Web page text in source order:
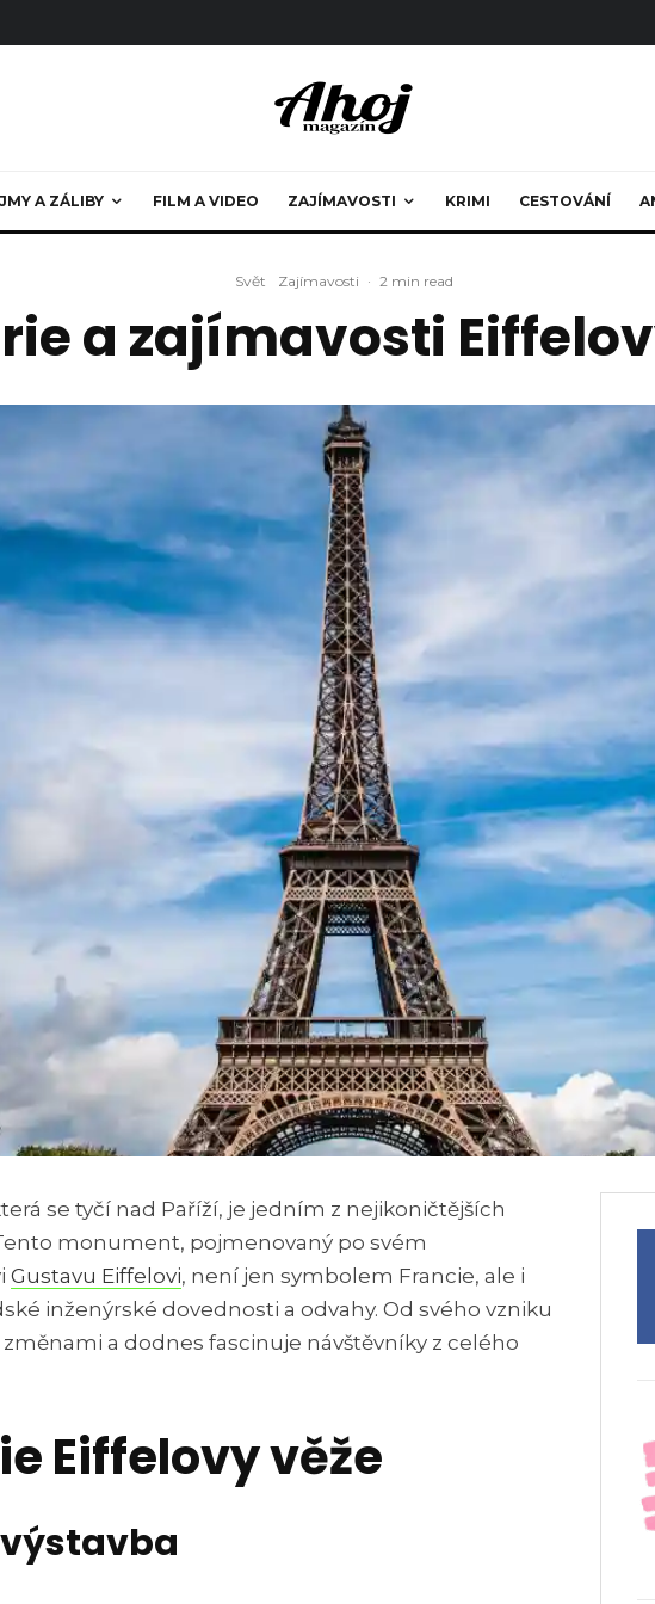
A ZÁLIBY FILM A VIDEO ZAJÍMAVOSTI KRIMI CESTOVÁNÍ
Svět Zajímavosti · 2 min read
a zajímavosti
se tyčí nad Paříží, je jedním z nejikoničtějších
monument, pojmenovaný po svém
Gustavu Eiffelovi, není jen symbolem Francie, ale i
inženýrské dovednosti a odvahy. Od svého vzniku
a dodnes fascinuje návštěvníky z celého
Eiffelovy věže